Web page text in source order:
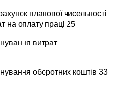
планової чисельності
на оплату праці 25
витрат
оборотних коштів 33